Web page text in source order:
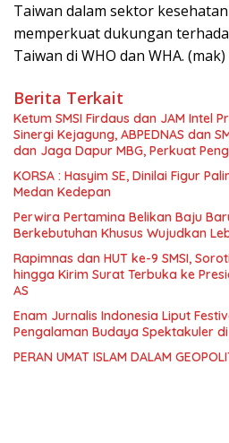
Taiwan dalam sektor
memperkuat dukungan
Taiwan di WHO dan WHA. (mak)
Berita Terkait
Ketum SMSI Firdaus dan JAM Intel
Sinergi Kejagung, ABPEDNAS dan
dan Jaga Dapur MBG, Perkuat
KORSA : Hasyim SE, Dinilai Figur
Medan Kedepan
Perwira Pertamina Belikan Baju
Berkebutuhan Khusus Wujudkan
Rapimnas dan HUT ke-9 SMSI,
hingga Kirim Surat Terbuka ke
AS
Enam Jurnalis Indonesia Liput
Pengalaman Budaya Spektakuler
PERAN UMAT ISLAM DALAM